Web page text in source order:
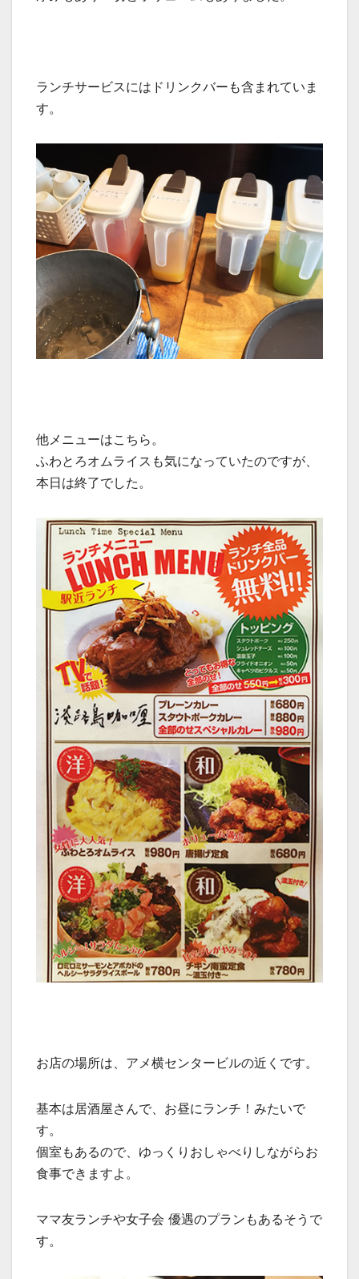
ランチサービスにはドリンクバーも含まれていま
す。
他メニューはこちら。
ふわとろオムライスも気になっていたのですが、
本日は終了でした。
お店の場所は、アメ横センタービルの近くです。
基本は居酒屋さんで、お昼にランチ！みたいで
す。
個室もあるので、ゆっくりおしゃべりしながらお
食事できますよ。
ママ友ランチや女子会 優遇のプランもあるそうで
す。